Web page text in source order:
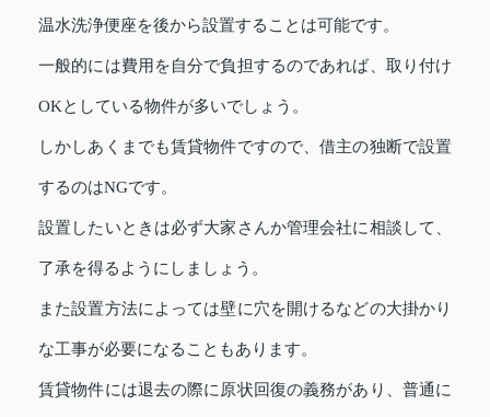
温水洗浄便座を後から設置することは可能です。
一般的には費用を自分で負担するのであれば、取り付け
OKとしている物件が多いでしょう。
しかしあくまでも賃貸物件ですので、借主の独断で設置
するのはNGです。
設置したいときは必ず大家さんか管理会社に相談して、
了承を得るようにしましょう。
また設置方法によっては壁に穴を開けるなどの大掛かり
な工事が必要になることもあります。
賃貸物件には退去の際に原状回復の義務があり、普通に